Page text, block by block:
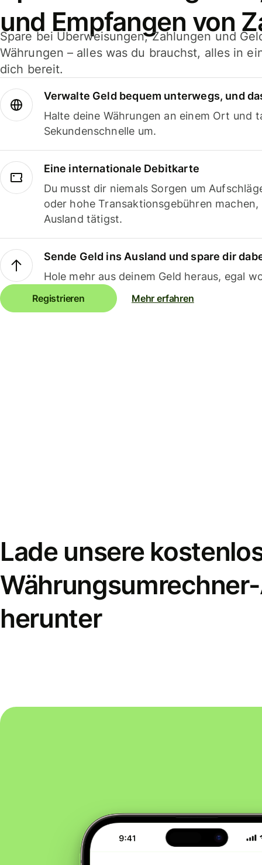
und Empfangen von
Spare bei Überweisungen, Zahlungen und
Währungen – alles was du brauchst, alles in
dich bereit.
Verwalte Geld bequem unterwegs, und
Halte deine Währungen an einem Ort und
Sekundenschnelle um.
Eine internationale Debitkarte
Du musst dir niemals Sorgen um
oder hohe Transaktionsgebühren
Ausland tätigst.
Sende Geld ins Ausland und spare dir
Hole mehr aus deinem Geld heraus, egal
Registrieren Mehr erfahren
Lade unsere
herunter